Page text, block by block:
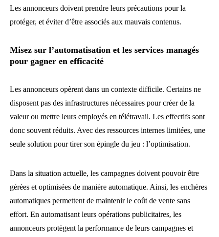
Les annonceurs doivent prendre leurs précautions pour la
protéger, et éviter d’être associés aux mauvais contenus.
Misez sur l’automatisation et les services managés
pour gagner en efficacité
Les annonceurs opèrent dans un contexte difficile. Certains ne
disposent pas des infrastructures nécessaires pour créer de la
valeur ou mettre leurs employés en télétravail. Les effectifs sont
donc souvent réduits. Avec des ressources internes limitées, une
seule solution pour tirer son épingle du jeu : l’optimisation.
Dans la situation actuelle, les campagnes doivent pouvoir être
gérées et optimisées de manière automatique. Ainsi, les enchères
automatiques permettent de maintenir le coût de vente sans
effort. En automatisant leurs opérations publicitaires, les
annonceurs protègent la performance de leurs campagnes et